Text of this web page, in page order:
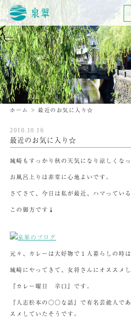
ホーム > 最近のお気に入り☆
2010.10.16
最近のお気に入り☆
城崎もすっかり秋の天気になり涼しくなっ
お風呂上りは非常に心地よいです。
さてさて、今日は私が最近、ハマってい
この御方です↓
元々、カレーは大好物で１人暮らしの時
城崎にやってきて、女将さんにオススメ
『カレー曜日 辛口』です。
『人志松本の○○な話』で有名芸能人で
スメしていたそうです。